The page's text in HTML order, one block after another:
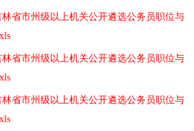
省市州级以上机关公开遴选公务员职位与
省市州级以上机关公开遴选公务员职位与
省市州级以上机关公开遴选公务员职位与